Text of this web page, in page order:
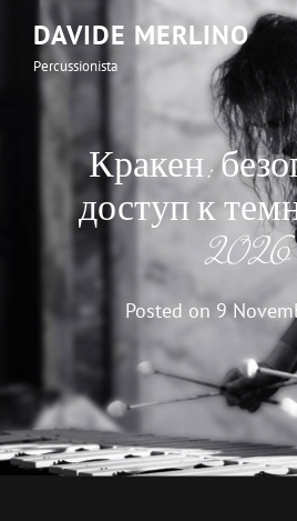
DAVIDE MERLINO
Percussionista
Кракен:
доступ к
2026
Posted on 9